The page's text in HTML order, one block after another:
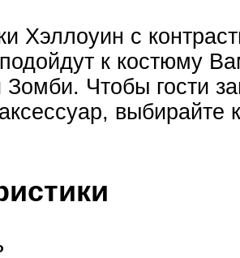
Хэллоуин с
к костюму
Чтобы гости
выбирайте